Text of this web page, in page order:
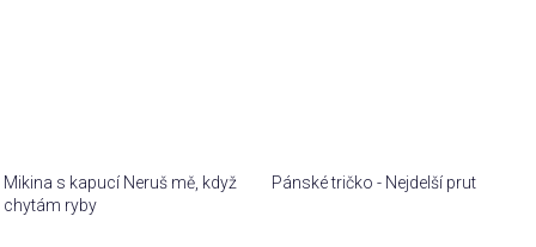
Mikina s kapucí Neruš mě, když
chytám ryby
Pánské tričko - Nejdelší prut